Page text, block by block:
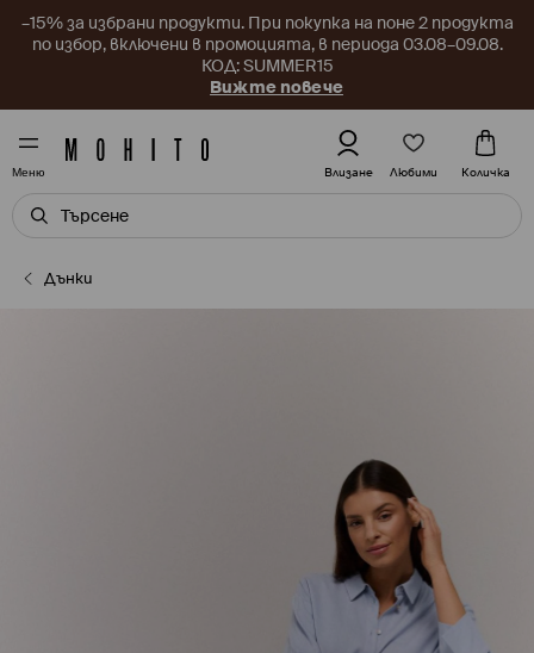
–15% за избрани продукти. При покупка на поне 2 продукта
по избор, включени в промоцията, в периода 03.08–09.08.
КОД: SUMMER15
Вижте повече
Меню Влизане Любими Количка
Дънки